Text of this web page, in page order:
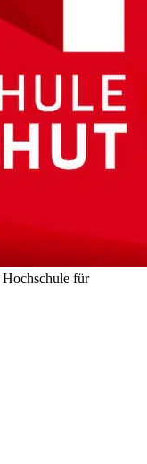
Hochschule für